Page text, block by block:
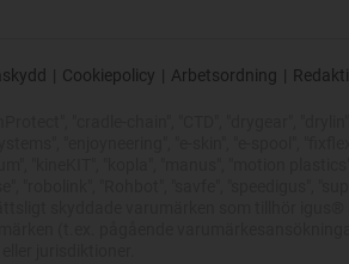
| Cookiepolicy | Arbetsordning |